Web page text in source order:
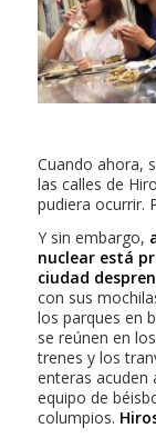
Cuando ahora,
las calles de
pudiera ocurrir.
Y sin embargo,
nuclear está
ciudad
con sus
los parques en
se reúnen en
trenes y los
enteras acuden
equipo de
columpios.